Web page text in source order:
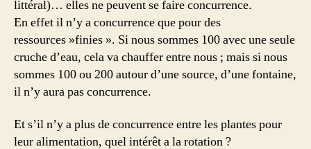
littéral)… elles ne peuvent se faire concurrence.
En effet il n’y a concurrence que pour des
ressources »finies ». Si nous sommes 100 avec une seule
cruche d’eau, cela va chauffer entre nous ; mais si nous
sommes 100 ou 200 autour d’une source, d’une fontaine,
il n’y aura pas concurrence.
Et s’il n’y a plus de concurrence entre les plantes pour
leur alimentation, quel intérêt a la rotation ?